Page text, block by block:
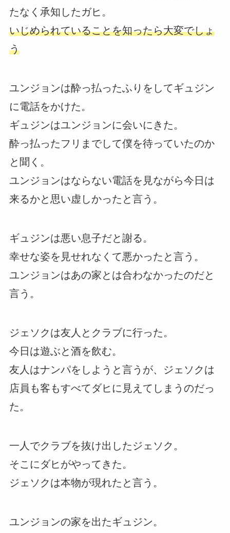
たなく承知したガヒ。
いじめられていることを知ったら大変でしょ
う
ユンジョンは酔っ払ったふりをしてギュジン
に電話をかけた。
ギュジンはユンジョンに会いにきた。
酔っ払ったフリまでして僕を待っていたのか
と聞く。
ユンジョンはならない電話を見ながら今日は
来るかと思い虚しかったと言う。
ギュジンは悪い息子だと謝る。
幸せな姿を見せれなくて悪かったと言う。
ユンジョンはあの家とは合わなかったのだと
言う。
ジェソクは友人とクラブに行った。
今日は遊ぶと酒を飲む。
友人はナンパをしようと言うが、ジェソクは
店員も客もすべてダヒに見えてしまうのだっ
た。
一人でクラブを抜け出したジェソク。
そこにダヒがやってきた。
ジェソクは本物が現れたと言う。
ユンジョンの家を出たギュジン。